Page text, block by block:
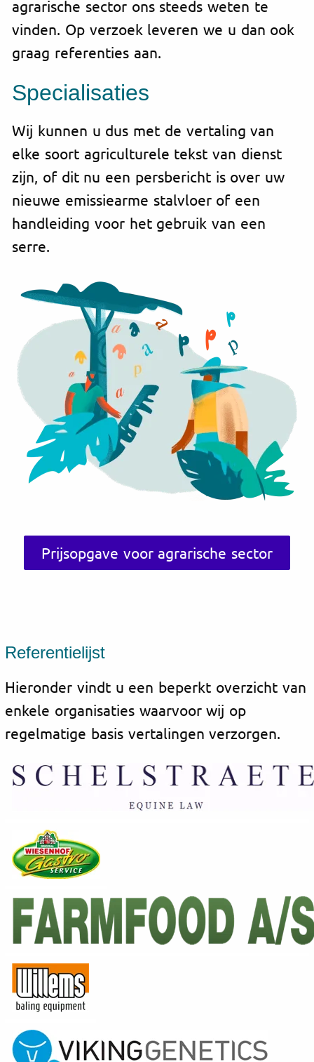
agrarische sector ons steeds weten te
vinden. Op verzoek leveren we u dan ook
graag referenties aan.
Specialisaties
Wij kunnen u dus met de vertaling van
elke soort agriculturele tekst van dienst
zijn, of dit nu een persbericht is over uw
nieuwe emissiearme stalvloer of een
handleiding voor het gebruik van een
serre.
Prijsopgave voor agrarische sector
Referentielijst
Hieronder vindt u een beperkt overzicht van
enkele organisaties waarvoor wij op
regelmatige basis vertalingen verzorgen.